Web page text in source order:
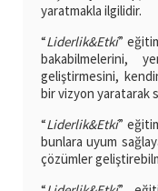
yaratmakla ilgilidir.
“Liderlik&Etki”
bakabilmelerini,
geliştirmesini,
bir vizyon yaratarak
“Liderlik&Etki”
bunlara uyum
çözümler